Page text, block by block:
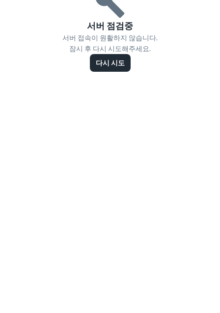
서버 점검중
서버 접속이 원활하지 않습니다.
잠시 후 다시 시도해주세요.
다시 시도